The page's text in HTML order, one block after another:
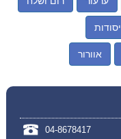
יסודות
אוורור
04-8678417